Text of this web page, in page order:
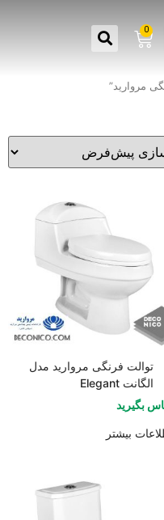
0
مروارید”
توالت فرنگی مروارید مدل
الگانت Elegant
بگیرید
بیشتر